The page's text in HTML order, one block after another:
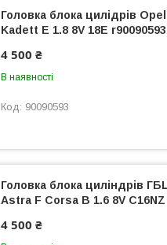
Головка блока цилідрів
Kadett E 1.8 8V 18E
4 500 ₴
В наявності
90090593
Головка блока циліндрів
Astra F Corsa B 1.6 8V
4 500 ₴